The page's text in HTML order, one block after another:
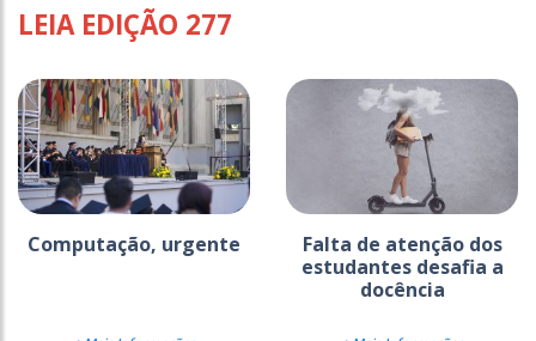
LEIA EDIÇÃO 277
Computação, urgente
Falta de atenção dos
estudantes desafia a
docência